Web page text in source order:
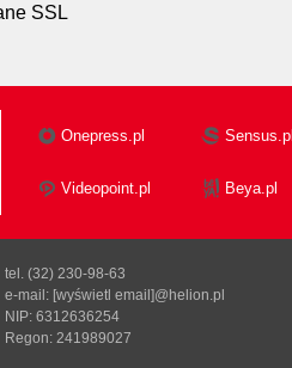
SSL
Onepress.pl Sensus.pl
Videopoint.pl Beya.pl
tel. (32) 230-98-63
e-mail: [wyświetl email]@helion.pl
NIP: 6312636254
Regon: 241989027